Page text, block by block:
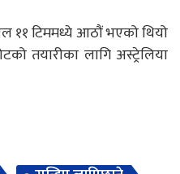
११ टिममध्ये आठौं भएको थियो
तयारीका लागि अस्ट्रेलिया